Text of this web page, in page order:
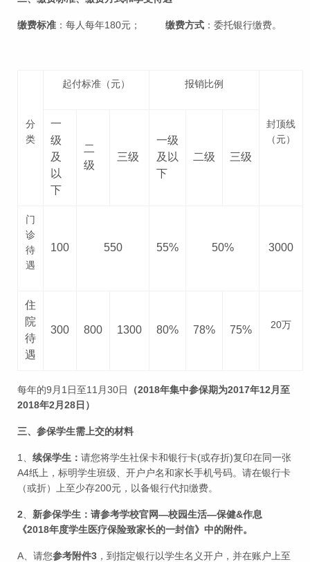
缴费标准 ：每人每年180元； 缴费方式 ：委托银行缴费。
分
类
起付标准（元） 报销比例
封顶线
（元）
一
级
及
以
下
二
级
三级
一级
及以
下
二级 三级
门
诊
待
遇
100 550 55% 50% 3000
住
院
待
遇
300 800 1300 80% 78% 75% 20万
每年的9月1日至11月30日
（2018年集中参保期为2017年12月至
2018年2月28日）
三、参保学生需上交的材料
1、 续保学生： 请您将学生社保卡和银行卡(或存折)复印在同一张
A4纸上，标明学生班级、开户户名和家长手机号码。请在银行卡
（或折）上至少存200元，以备银行代扣缴费。
2
新参保学生：请参考学校官网—校园生活—保健&作息
《2018年度学生医疗保险致家长的一封信》中的附件。
A、请您参考附件3 ，到指定银行以学生名义开户，并在账户上至